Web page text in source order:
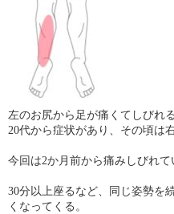
左のお尻から足が痛くてしびれる
20代から症状があり、その頃は
今回は2か月前から痛みしびれて
30分以上座るなど、同じ姿勢を
くなってくる。